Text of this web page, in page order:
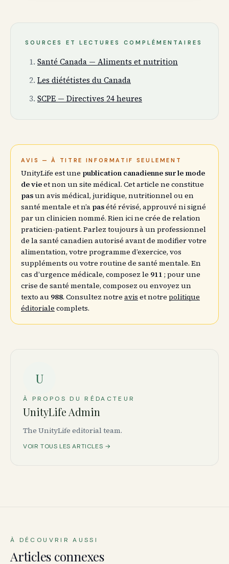
SOURCES ET LECTURES COMPLÉMENTAIRES
Santé Canada — Aliments et nutrition
Les diététistes du Canada
SCPE — Directives 24 heures
AVIS — À TITRE INFORMATIF SEULEMENT
UnityLife est une publication canadienne sur le mode
de vieet non un site médical. Cet article ne constitue
pasun avis médical, juridique, nutritionnel ou en
santé mentale et n’a pasété révisé, approuvé ni signé
par un clinicien nommé. Rien ici ne crée de relation
praticien-patient. Parlez toujours à un professionnel
de la santé canadien autorisé avant de modifier votre
alimentation, votre programme d’exercice, vos
suppléments ou votre routine de santé mentale. En
cas d’urgence médicale, composez le 911 ; pour une
crise de santé mentale, composez ou envoyez un
texto au 988. Consultez notre avis et notre politique
éditoriale complets.
U
À PROPOS DU RÉDACTEUR
UnityLife Admin
The UnityLife editorial team.
VOIR TOUS LES ARTICLES →
À DÉCOUVRIR AUSSI
Articles connexes